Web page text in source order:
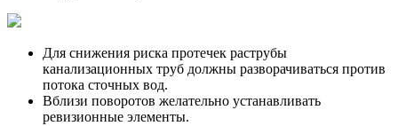
Для снижения риска протечек раструбы
канализационных труб должны разворачиваться против
потока сточных вод.
Вблизи поворотов желательно устанавливать
ревизионные элементы.